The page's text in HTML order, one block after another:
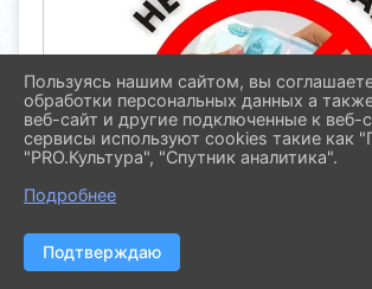
Пользуясь нашим сайтом, вы
обработки персональных данных а
веб-сайт и другие подключенные к веб-
сервисы используют cookies такие как
"PRO.Культура", "Спутник аналитика".
Подробнее
Подтверждаю